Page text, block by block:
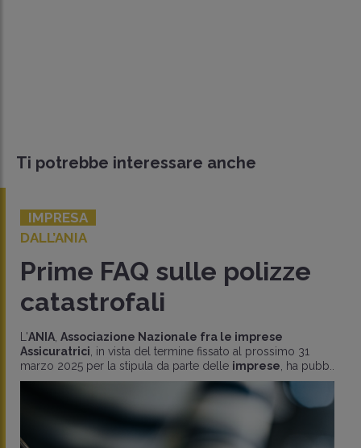
Ti potrebbe interessare anche
IMPRESA
DALL’ANIA
Prime FAQ sulle polizze
catastrofali
L'ANIA, Associazione Nazionale fra le imprese
Assicuratrici, in vista del termine fissato al prossimo 31
marzo 2025 per la stipula da parte delle imprese, ha pubb..